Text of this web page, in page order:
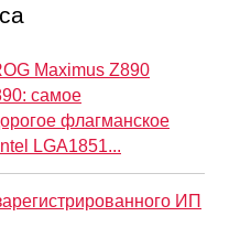
Maximus Z890
самое
флагманское
LGA1851...
ИП